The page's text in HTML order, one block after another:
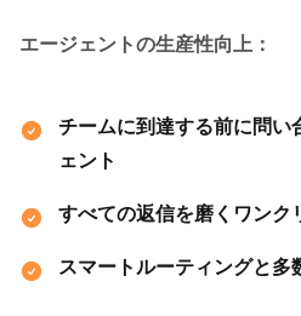
エージェントの生産性向上：
チームに到達する前に問
ェント
すべての返信を磨くワンク
スマートルーティングと多